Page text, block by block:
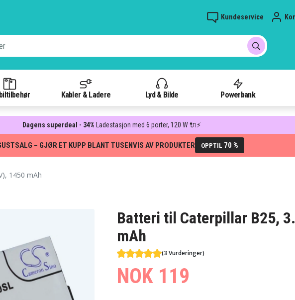
Kundeservice
Kabler & Ladere Lyd & Bilde Powerbank
Dagens superdeal - 34% Ladestasjon med 6 porter, 120 W 🔌⚡
– GJØR ET KUPP BLANT TUSENVIS AV PRODUKTER OPPTIL 70 %
1450 mAh
Batteri til Caterpillar B25,
mAh
(3 Vurderinger)
NOK 119